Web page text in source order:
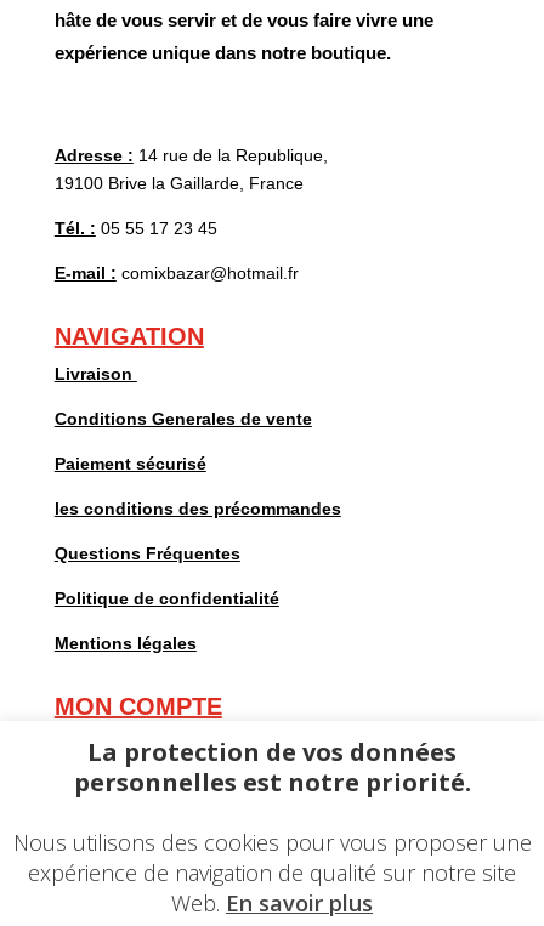
hâte de vous servir et de vous faire vivre une
expérience unique dans notre boutique.
Adresse : 14 rue de la Republique,
19100 Brive la Gaillarde, France
Tél. : 05 55 17 23 45
E-mail : comixbazar@hotmail.fr
NAVIGATION
Livraison
Conditions Generales de vente
Paiement sécurisé
les conditions des précommandes
Questions Fréquentes
Politique de confidentialité
Mentions légales
MON COMPTE
Mes commandes
Mes adresses
Mes informations personnelles
La protection de vos données
personnelles est notre priorité.
Nous utilisons des cookies pour vous proposer une
expérience de navigation de qualité sur notre site
Web. En savoir plus